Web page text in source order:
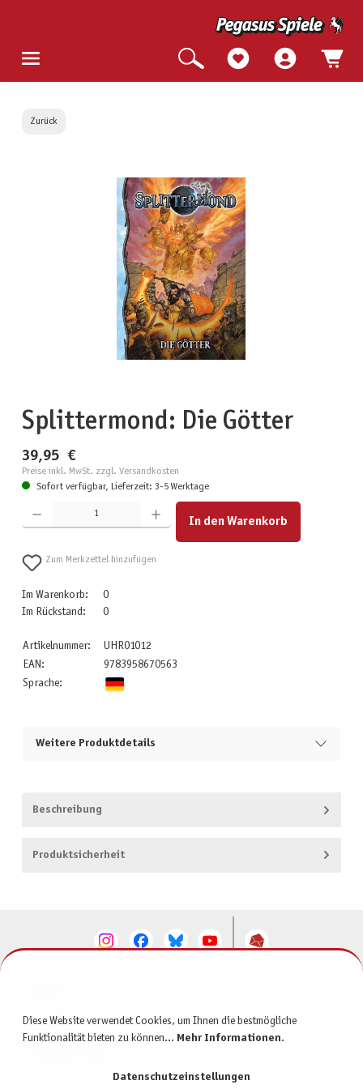
Zurück
Bildergalerie überspringen
Splittermond: Die Götter
39,95 €
Preise inkl. MwSt. zzgl. Versandkosten
Sofort verfügbar, Lieferzeit: 3-5 Werktage
Produkt Anzahl: Gib den gewünschten Wert ein oder benutze die Schaltflächen um die Anzahl zu
In den Warenkorb
Zum Merkzettel hinzufügen
Im Warenkorb:
0
Im Rückstand:
0
Artikelnummer:
UHR01012
EAN:
9783958670563
Sprache:
Weitere Produktdetails
Beschreibung
Produktsicherheit
SERVICE
Diese Website verwendet Cookies, um Ihnen die bestmögliche
Funktionalität bieten zu können... Mehr Informationen.
Datenschutzeinstellungen